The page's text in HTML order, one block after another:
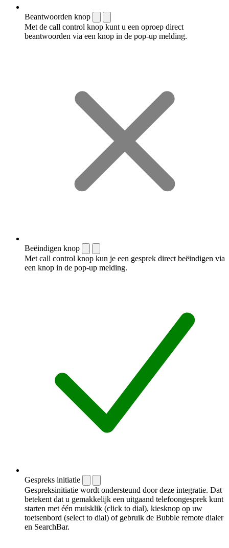
Beantwoorden knop
Met de call control knop kunt u een oproep direct
beantwoorden via een knop in de pop-up melding.
Beëindigen knop
Met call control knop kun je een gesprek direct beëindigen via
een knop in de pop-up melding.
Gespreks initiatie
Gespreksinitiatie wordt ondersteund door deze integratie. Dat
betekent dat u gemakkelijk een uitgaand telefoongesprek kunt
starten met één muisklik (click to dial), kiesknop op uw
toetsenbord (select to dial) of gebruik de Bubble remote dialer
en SearchBar.